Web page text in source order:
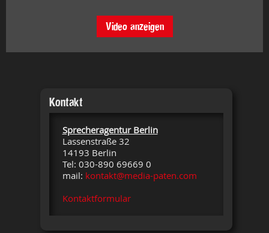
Video anzeigen
Kontakt
Sprecheragentur Berlin
Lassenstraße 32
14193 Berlin
Tel: 030-890 69669 0
mail: kontakt@media-paten.com
Kontaktformular